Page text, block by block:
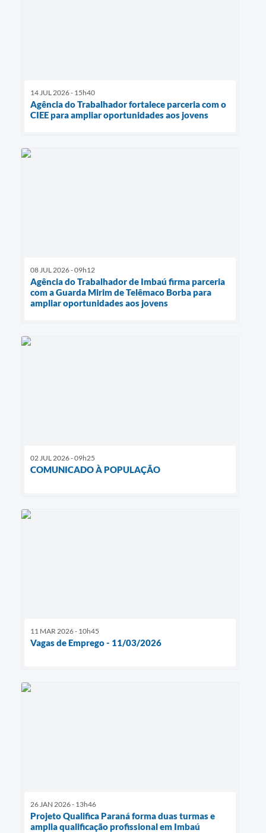
14 JUL 2026 - 15h40
Agência do Trabalhador fortalece parceria com o
CIEE para ampliar oportunidades aos jovens
08 JUL 2026 - 09h12
Agência do Trabalhador de Imbaú firma parceria
com a Guarda Mirim de Telêmaco Borba para
ampliar oportunidades aos jovens
02 JUL 2026 - 09h25
COMUNICADO À POPULAÇÃO
11 MAR 2026 - 10h45
Vagas de Emprego - 11/03/2026
26 JAN 2026 - 13h46
Projeto Qualifica Paraná forma duas turmas e
amplia qualificação profissional em Imbaú